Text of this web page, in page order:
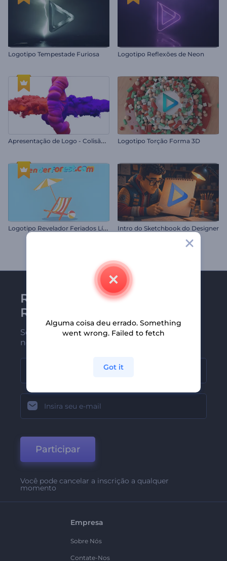
Logotipo Tempestade Furiosa Logotipo Reflexões de Neon
A
presentação de Logo - Colisão de Cores Logotipo Torção Forma 3D
L
ogotipo Revelador Feriados Líquidos Intro do Sketchbook do Designer
Receba a newsletter da
Renderforest
Seja um dos primeiros a receber
nossas últimas novidades e ofertas
Participar
Você pode cancelar a inscrição a qualquer
momento
Empresa
Sobre Nós
Contate-Nos
Alguma coisa deu errado. Something
went wrong. Failed to fetch
Got it